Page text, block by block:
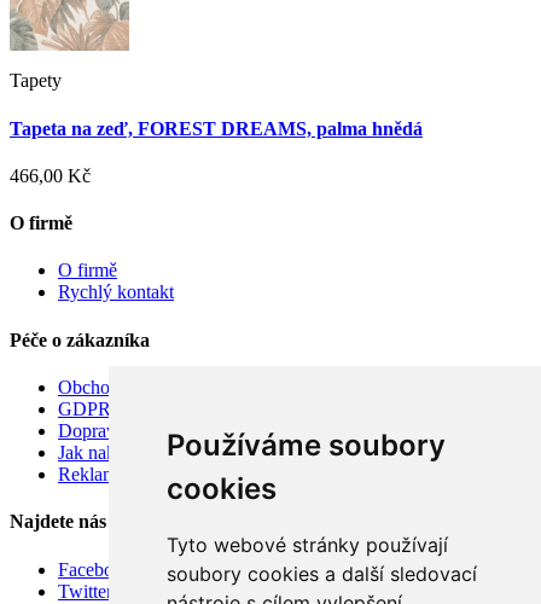
Používáme soubory
cookies
Tyto webové stránky používají
soubory cookies a další sledovací
Tapety
Tapeta na zeď, FOREST DREAMS, palma hnědá
466,00 Kč
O firmě
O firmě
Rychlý kontakt
Péče o zákazníka
Obchodní podmínky
GDPR
Doprava
Jak nakupovat
Reklamace
Najdete nás
Facebook
Twitter